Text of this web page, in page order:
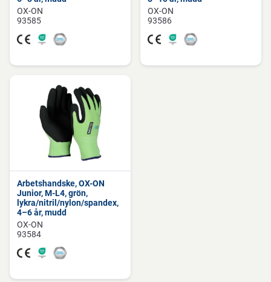
OX-ON
93585
OX-ON
93586
Arbetshandske, OX-ON
Junior, M-L4, grön,
lykra/nitril/nylon/spandex,
4–6 år, mudd
OX-ON
93584